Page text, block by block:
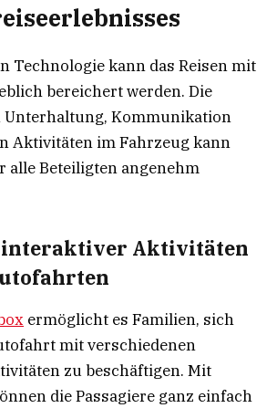
Technologie kann das Reisen mit
bereichert werden. Die
Kommunikation
Aktivitäten im Fahrzeug kann
alle Beteiligten angenehm
interaktiver Aktivitäten
ermöglicht es Familien, sich
mit verschiedenen
zu beschäftigen. Mit
die Passagiere ganz einfach